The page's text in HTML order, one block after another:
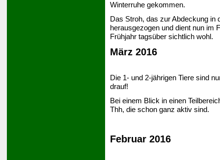
Winterruhe gekommen.
Das Stroh, das zur Abdeckung in
herausgezogen und dient nun im
Frühjahr tagsüber sichtlich wohl.
März 2016
Die 1- und 2-jährigen Tiere sind
drauf!
Bei einem Blick in einen
Thh, die schon ganz aktiv sind.
Februar 2016